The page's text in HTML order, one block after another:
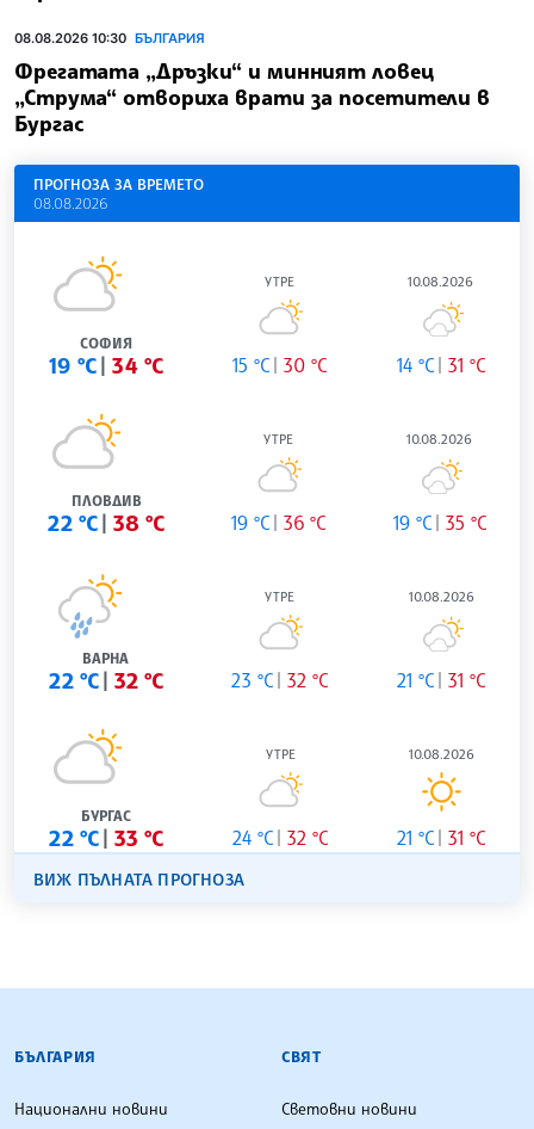
08.08.2026 10:30 БЪЛГАРИЯ
Фрегатата „Дръзки“ и минният ловец
„Струма“ отвориха врати за посетители в
Бургас
ПРОГНОЗА ЗА ВРЕМЕТО
08.08.2026
СОФИЯ
19 °C 34 °C
УТРЕ
15 °C 30 °C
10.08.2026
14 °C 31 °C
ПЛОВДИВ
22 °C 38 °C
УТРЕ
19 °C 36 °C
10.08.2026
19 °C 35 °C
ВАРНА
22 °C 32 °C
УТРЕ
23 °C 32 °C
10.08.2026
21 °C 31 °C
БУРГАС
22 °C 33 °C
УТРЕ
24 °C 32 °C
10.08.2026
21 °C 31 °C
ВИЖ ПЪЛНАТА ПРОГНОЗА
БЪЛГАРСКА ТЕЛЕГРАФНА АГЕНЦИЯ
БЪЛГАРИЯ
Национални новини
СВЯТ
Световни новини